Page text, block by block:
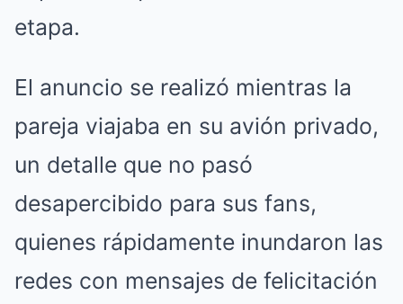
etapa.
El anuncio se realizó mientras la
pareja viajaba en su avión privado,
un detalle que no pasó
desapercibido para sus fans,
quienes rápidamente inundaron las
redes con mensajes de felicitación